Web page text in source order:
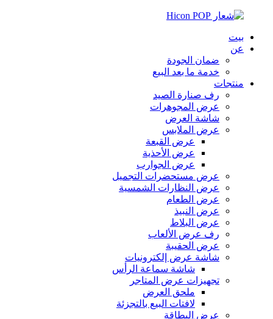
بيت
عن
ضمان الجودة
خدمة ما بعد البيع
منتجات
رف صنارة الصيد
عرض المجوهرات
شاشة العرض
عرض الملابس
عرض القبعة
عرض الأحذية
عرض الجوارب
عرض مستحضرات التجميل
عرض النظارات الشمسية
عرض الطعام
عرض النبيذ
عرض البلاط
رف عرض الألعاب
عرض الحقيبة
شاشة عرض إلكترونيات
شاشة سماعة الرأس
تجهيزات عرض المتاجر
ملحق العرض
لافتات البيع بالتجزئة
عرض البطاقة